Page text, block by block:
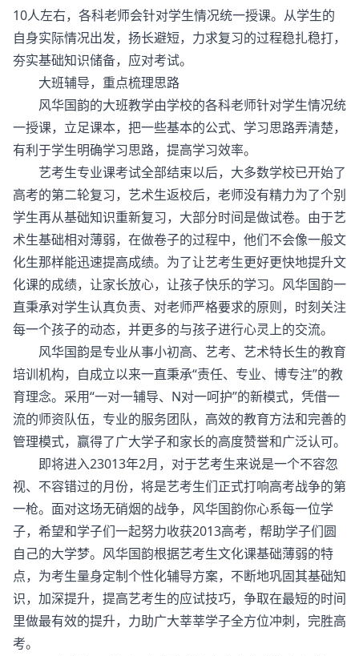
10人左右，各科老师会针对学生情况统一授课。从学生的
自身实际情况出发，扬长避短，力求复习的过程稳扎稳打，
夯实基础知识储备，应对考试。
大班辅导，重点梳理思路
风华国韵的大班教学由学校的各科老师针对学生情况统
一授课，立足课本，把一些基本的公式、学习思路弄清楚，
有利于学生明确学习思路，提高学习效率。
艺考生专业课考试全部结束以后，大多数学校已开始了
高考的第二轮复习，艺术生返校后，老师没有精力为了个别
学生再从基础知识重新复习，大部分时间是做试卷。由于艺
术生基础相对薄弱，在做卷子的过程中，他们不会像一般文
化生那样能迅速提高成绩。为了让艺考生更好更快地提升文
化课的成绩，让家长放心，让孩子快乐的学习。风华国韵一
直秉承对学生认真负责、对老师严格要求的原则，时刻关注
每一个孩子的动态，并更多的与孩子进行心灵上的交流。
风华国韵是专业从事小初高、艺考、艺术特长生的教育
培训机构，自成立以来一直秉承“责任、专业、博专注”的教
育理念。采用“一对一辅导、N对一呵护”的新模式，凭借一
流的师资队伍，专业的服务团队，高效的教育方法和完善的
管理模式，赢得了广大学子和家长的高度赞誉和广泛认可。
即将进入23013年2月，对于艺考生来说是一个不容忽
视、不容错过的月份，将是艺考生们正式打响高考战争的第
一枪。面对这场无硝烟的战争，风华国韵你心系每一位学
子，希望和学子们一起努力收获2013高考，帮助学子们圆
自己的大学梦。风华国韵根据艺考生文化课基础薄弱的特
点，为考生量身定制个性化辅导方案，不断地巩固其基础知
识，加深提升，提高艺考生的应试技巧，争取在最短的时间
里做最有效的提升，力助广大莘莘学子全方位冲刺，完胜高
考。